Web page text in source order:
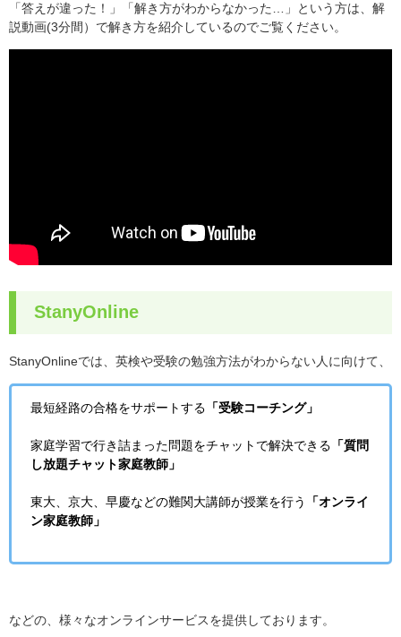
「答えが違った！」「解き方がわからなかった…」という方は、解
説動画(3分間）で解き方を紹介しているのでご覧ください。
StanyOnline
StanyOnlineでは、英検や受験の勉強方法がわからない人に向けて、
最短経路の合格をサポートする 「受験コーチング」
家庭学習で行き詰まった問題をチャットで解決できる 「質問
し放題チャット家庭教師」
東大、京大、早慶などの難関大講師が授業を行う
「オンライ
ン家庭教師」
などの、様々なオンラインサービスを提供しております。